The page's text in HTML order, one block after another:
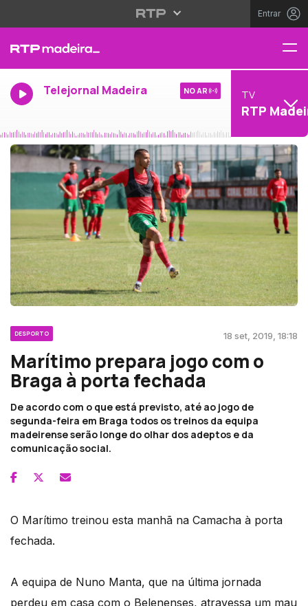
Entrar
Telejornal Madeira NO AR TV
RTP
DESPORTO 18 set, 2019, 18:18
Marítimo prepara jogo com o
Braga à porta fechada
De acordo com o que está previsto, até ao jogo de
segunda-feira em Braga todos os treinos da equipa
madeirense serão longe do olhar dos adeptos e da
comunicação social.
O Marítimo treinou esta manhã na Camacha à porta
fechada.
A equipa de Nuno Manta, que na última jornada
perdeu em casa com o Belenenses, atravessa um mau